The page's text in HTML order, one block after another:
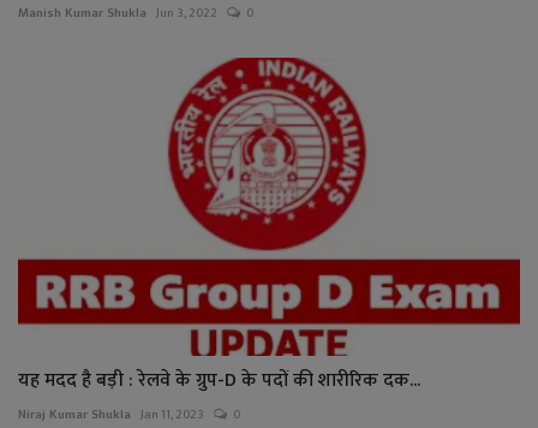
Manish Kumar Shukla Jun 3, 2022 0
यह मदद है बड़ी : रेलवे के ग्रुप-D के पदों की शारीरिक दक...
Niraj Kumar Shukla Jan 11, 2023 0